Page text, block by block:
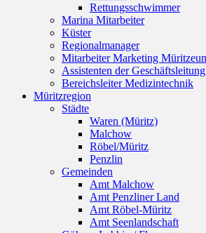
Rettungsschwimmer
Marina Mitarbeiter
Küster
Regionalmanager
Mitarbeiter Marketing
Assistenten der Geschäftsleitung
Bereichsleiter Medizintechnik
Müritzregion
Städte
Waren (Müritz)
Malchow
Röbel/Müritz
Penzlin
Gemeinden
Amt Malchow
Amt Penzliner Land
Amt Röbel-Müritz
Amt Seenlandschaft